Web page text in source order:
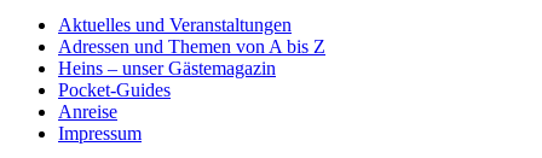
Aktuelles und Veranstaltungen
Adressen und Themen von A bis Z
Heins – unser Gästemagazin
Pocket-Guides
Anreise
Impressum